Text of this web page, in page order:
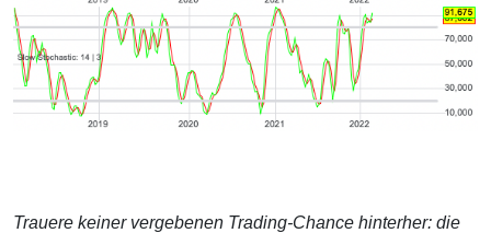
Trauere keiner vergebenen Trading-Chance hinterher: die